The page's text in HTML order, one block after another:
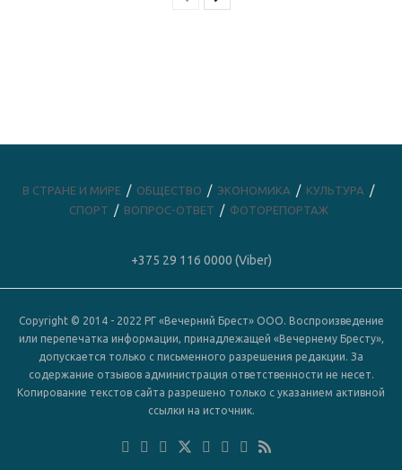
В СТРАНЕ И МИРЕ ОБЩЕСТВО ЭКОНОМИКА
КУЛЬТУРА
СПОРТ
ВОПРОС-ОТВЕТ ФОТОРЕПОРТАЖ
+375 29 116 0000 (Viber)
Copyright © 2014 - 2022 РГ «Вечерний Брест» ООО. Воспроизведение
или перепечатка информации, принадлежащей «Вечернему Бресту»,
допускается только с письменного разрешения редакции. За
содержание отзывов администрация ответственности не несет.
Копирование текстов сайта разрешено только с указанием активной
ссылки на источник.